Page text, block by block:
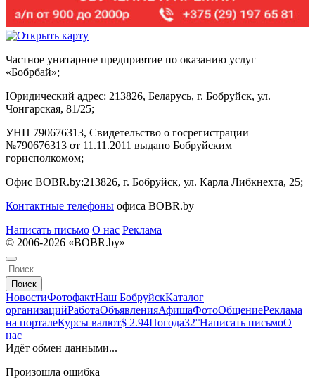
Частное унитарное предприятие по оказанию услуг
«Бобрбай»;
Юридический адрес: 213826, Беларусь, г. Бобруйск, ул.
Чонгарская, 81/25;
УНП 790676313, Свидетельство о госрегистрации
№790676313 от 11.11.2011 выдано Бобруйским
горисполкомом;
Офис BOBR.by:213826, г. Бобруйск, ул. Карла Либкнехта, 25;
Контактные телефоны офиса BOBR.by
Написать письмо О нас Реклама
© 2006-2026 «BOBR.by»
Поиск
НовостиФотофактНаш БобруйскКаталог
организацийРаботаОбъявленияАфишаФотоОбщениеРеклама
на порталеКурсы валют$ 2.94Погода32°Написать письмоО
нас
Идёт обмен данными...
Произошла ошибка